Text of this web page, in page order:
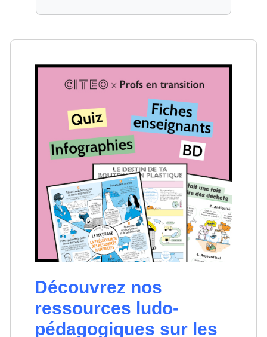
Découvrez nos
ressources ludo-
pédagogiques sur les